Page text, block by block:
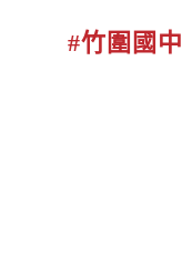
#竹圍國中